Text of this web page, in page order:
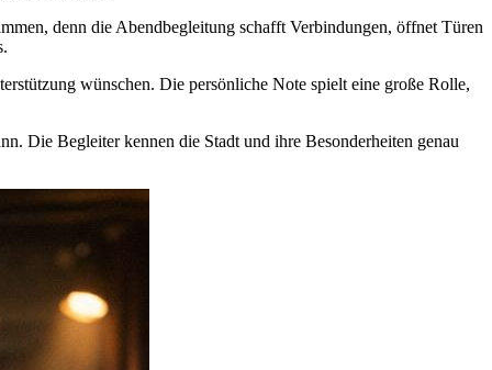
denn die Abendbegleitung schafft Verbindungen, öffnet Türen
wünschen. Die persönliche Note spielt eine große Rolle,
Die Begleiter kennen die Stadt und ihre Besonderheiten genau